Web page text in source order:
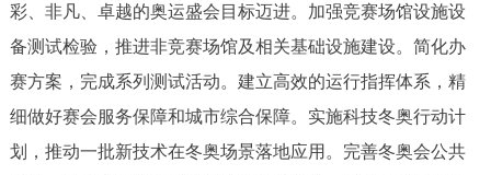
彩、非凡、卓越的奥运盛会目标迈进。加强竞赛场馆设施设
备测试检验，推进非竞赛场馆及相关基础设施建设。简化办
赛方案，完成系列测试活动。建立高效的运行指挥体系，精
细做好赛会服务保障和城市综合保障。实施科技冬奥行动计
划，推动一批新技术在冬奥场景落地应用。完善冬奥会公共